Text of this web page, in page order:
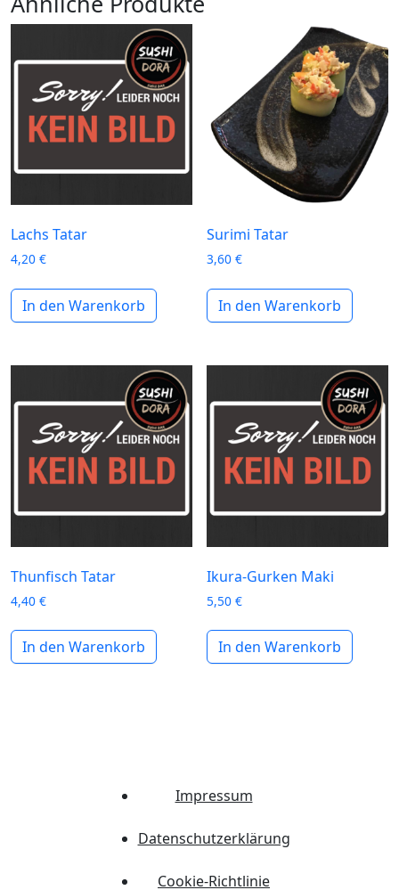
Lachs Tatar
4,20 €
In den Warenkorb
Surimi Tatar
3,60€
In den Warenkorb
Thunfisch Tatar
4,40 €
In den Warenkorb
Ikura-Gurken Maki
5,50€
In den Warenkorb
Impressum
Datenschutzerklärung
Cookie-Richtlinie